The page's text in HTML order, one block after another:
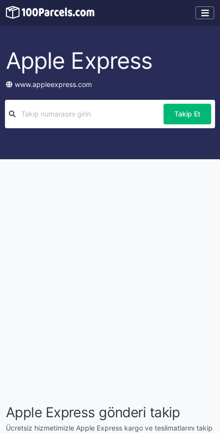
Apple Express
www.appleexpress.com
Takip Et
Apple Express gönderi takip
Ücretsiz hizmetimizle Apple Express kargo ve teslimatlarını takip